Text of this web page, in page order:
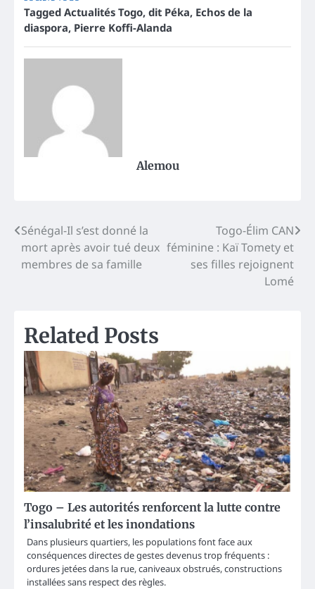
Tagged Actualités Togo, dit Péka, Echos de la
diaspora, Pierre Koffi-Alanda
Alemou
Post
navigation
Sénégal-Il s’est donné la
mort après avoir tué deux
membres de sa famille
Togo-Élim CAN
féminine : Kaï Tomety et
ses filles rejoignent
Lomé
Related Posts
Togo – Les autorités renforcent la lutte contre
l’insalubrité et les inondations
Dans plusieurs quartiers, les populations font face aux
conséquences directes de gestes devenus trop fréquents :
ordures jetées dans la rue, caniveaux obstrués, constructions
installées sans respect des règles.